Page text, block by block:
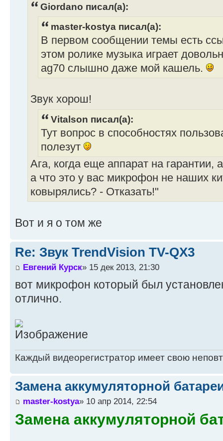
Giordano писал(а):
master-kostya писал(а):
В первом сообщении темы есть
этом ролике музыка играет
ag70 слышно даже мой кашель.
Звук хорош!
Vitalson писал(а):
Тут вопрос в способностях
полезут
Ага, когда еще аппарат на гарантии,
а что это у вас микрофон не наших
ковырялись? - Отказать!"
Вот и я о том же
Re: Звук TrendVision TV-QX3
Евгений Курск» 15 дек 2013, 21:30
вот микрофон который был
отлично.
Каждый видеорегистратор имеет свою
Замена аккумуляторной
master-kostya» 10 апр 2014, 22:54
Замена аккумуляторной